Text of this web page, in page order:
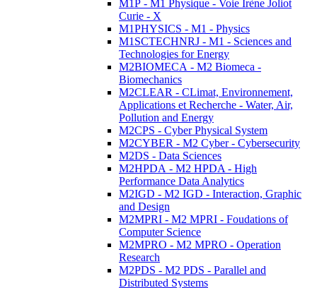
M1P - M1 Physique - Voie Irène Joliot
Curie - X
M1PHYSICS - M1 - Physics
M1SCTECHNRJ - M1 - Sciences and
Technologies for Energy
M2BIOMECA - M2 Biomeca -
Biomechanics
M2CLEAR - CLimat, Environnement,
Applications et Recherche - Water, Air,
Pollution and Energy
M2CPS - Cyber Physical System
M2CYBER - M2 Cyber - Cybersecurity
M2DS - Data Sciences
M2HPDA - M2 HPDA - High
Performance Data Analytics
M2IGD - M2 IGD - Interaction, Graphic
and Design
M2MPRI - M2 MPRI - Foudations of
Computer Science
M2MPRO - M2 MPRO - Operation
Research
M2PDS - M2 PDS - Parallel and
Distributed Systems